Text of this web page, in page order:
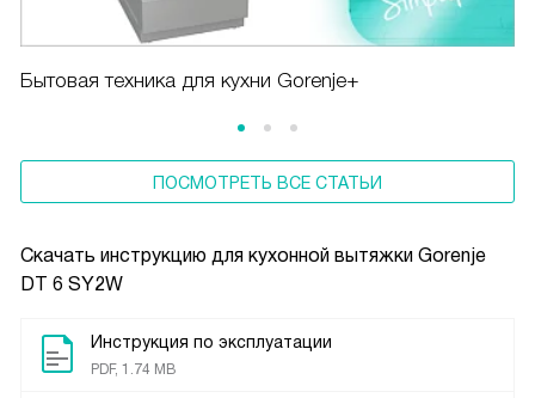
Скачать инструкцию для кухонной вытяжки Gorenje
DT 6 SY2W
Инструкция по эксплуатации
PDF, 1.74 MB
Бытовая техника для кухни Gorenje+
ПОСМОТРЕТЬ ВСЕ СТАТЬИ